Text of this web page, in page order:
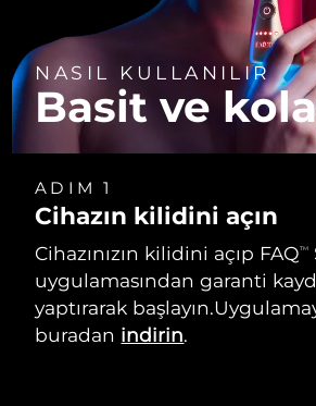
NASIL KULLANILIR
Basit ve
ADIM 1
Cihazın kilidini açın
Cihazınızın kilidini açıp FAQTM
uygulamasından garanti
yaptırarak
buradan indirin.